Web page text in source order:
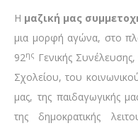
Η μαζική μας
μια μορφή αγώνα, στο
92ης Γενικής
Σχολείου, του
μας, της παιδαγωγικής
της δημοκρατικής